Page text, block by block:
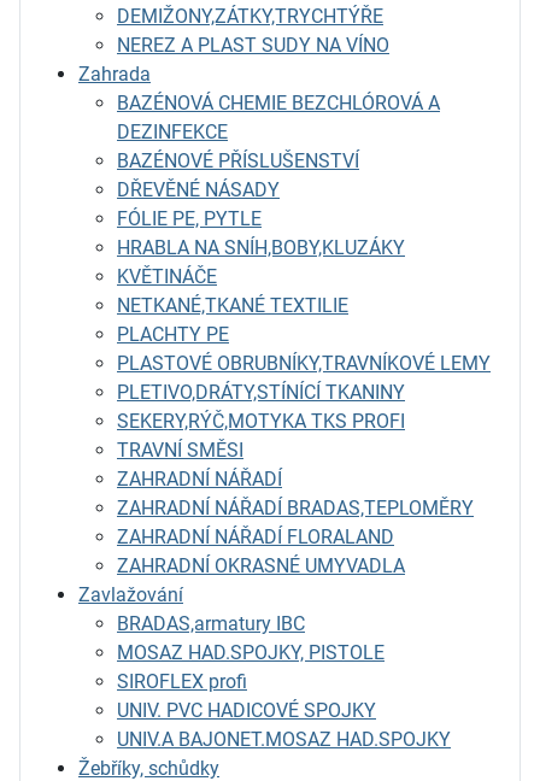
DEMIŽONY,ZÁTKY,TRYCHTÝŘE
NEREZ A PLAST SUDY NA VÍNO
Zahrada
BAZÉNOVÁ CHEMIE BEZCHLÓROVÁ A
DEZINFEKCE
BAZÉNOVÉ PŘÍSLUŠENSTVÍ
DŘEVĚNÉ NÁSADY
FÓLIE PE, PYTLE
HRABLA NA SNÍH,BOBY,KLUZÁKY
KVĚTINÁČE
NETKANÉ,TKANÉ TEXTILIE
PLACHTY PE
PLASTOVÉ OBRUBNÍKY,TRAVNÍKOVÉ LEMY
PLETIVO,DRÁTY,STÍNÍCÍ TKANINY
SEKERY,RÝČ,MOTYKA TKS PROFI
TRAVNÍ SMĚSI
ZAHRADNÍ NÁŘADÍ
ZAHRADNÍ NÁŘADÍ BRADAS,TEPLOMĚRY
ZAHRADNÍ NÁŘADÍ FLORALAND
ZAHRADNÍ OKRASNÉ UMYVADLA
Zavlažování
BRADAS,armatury IBC
MOSAZ HAD.SPOJKY, PISTOLE
SIROFLEX profi
UNIV. PVC HADICOVÉ SPOJKY
UNIV.A BAJONET.MOSAZ HAD.SPOJKY
Žebříky, schůdky